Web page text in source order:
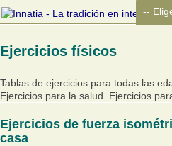
Ejercicios físicos
Tablas de ejercicios para todas las
Ejercicios para la salud. Ejercicios
Ejercicios de fuerza
casa